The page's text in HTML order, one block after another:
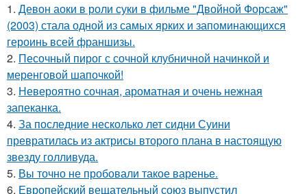
1. Девон аоки в роли суки в фильме "Двойной Форсаж"
(2003) стала одной из самых ярких и запоминающихся
героинь всей франшизы.
2. Песочный пирог с сочной клубничной начинкой и
меренговой шапочкой!
3. Невероятно сочная, ароматная и очень нежная
запеканка.
4. За последние несколько лет сидни Суини
превратилась из актрисы второго плана в настоящую
звезду голливуда.
5. Вы точно не пробовали такое варенье.
6. Европейский вещательный союз выпустил